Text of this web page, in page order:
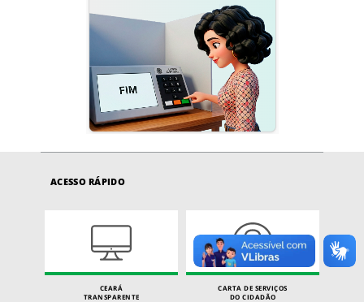
ACESSO RÁPIDO
CEARÁ
TRANSPARENTE
CARTA DE SERVIÇOS
DO CIDADÃO